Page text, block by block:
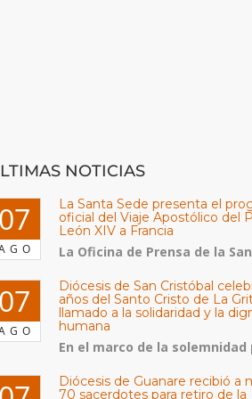
NOTICIAS
La Santa Sede presenta el
oficial del Viaje Apostólico del
León XIV a Francia
La Oficina de Prensa de la
Diócesis de San Cristóbal
años del Santo Cristo de La
llamado a la solidaridad y la
humana
En el marco de la solemnidad
Diócesis de Guanare recibió a
70 sacerdotes para retiro de la